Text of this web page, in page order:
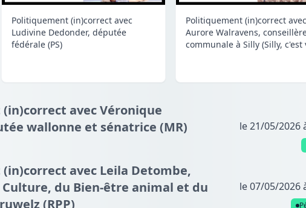
Politiquement (in)correct avec
Ludivine Dedonder, députée
fédérale (PS)
Politiquement (in)correct avec
Aurore Walravens,
communale à Silly (Silly, c'est
avec Véronique
wallonne et sénatrice (MR)
le 21/05/2026
avec Leila Detombe,
Culture, du Bien-être animal et du
(RPP)
le 07/05/2026